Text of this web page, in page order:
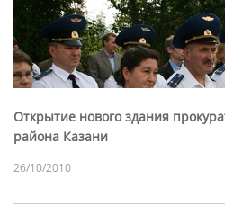
Открытие нового здания
района Казани
26/10/2010